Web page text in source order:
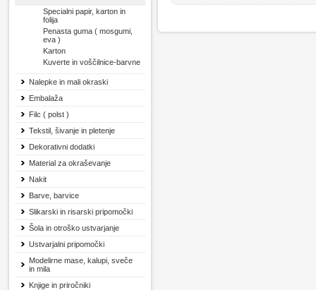
Specialni papir, karton in
folija
Penasta guma ( mosgumi,
eva )
Karton
Kuverte in voščilnice-barvne
Nalepke in mali okraski
Embalaža
Filc ( polst )
Tekstil, šivanje in pletenje
Dekorativni dodatki
Material za okraševanje
Nakit
Barve, barvice
Slikarski in risarski pripomočki
Šola in otroško ustvarjanje
Ustvarjalni pripomočki
Modelirne mase, kalupi, sveče
in mila
Knjige in priročniki